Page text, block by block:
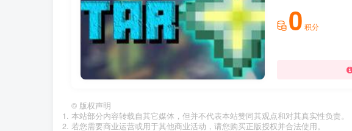
0 积分
© 版权声明
本站部分内容转载自其它媒体，但并不代表本站赞同其观点和对其真实性负责。
若您需要商业运营或用于其他商业活动，请您购买正版授权并合法使用。